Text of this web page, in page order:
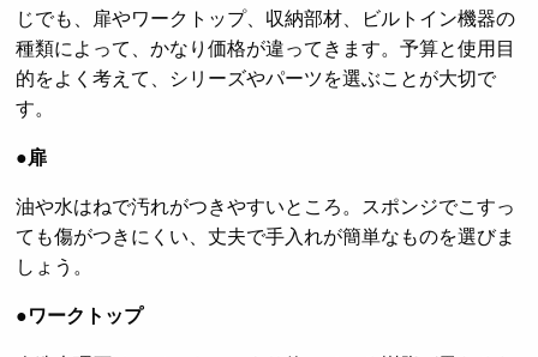
じでも、扉やワークトップ、収納部材、ビルトイン機器の
種類によって、かなり価格が違ってきます。予算と使用目
的をよく考えて、シリーズやパーツを選ぶことが大切で
す。
●扉
油や水はねで汚れがつきやすいところ。スポンジでこすっ
ても傷がつきにくい、丈夫で手入れが簡単なものを選びま
しょう。
●ワークトップ